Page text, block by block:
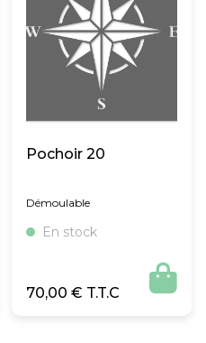
Pochoir 20
Démoulable
En stock
70,00€ 